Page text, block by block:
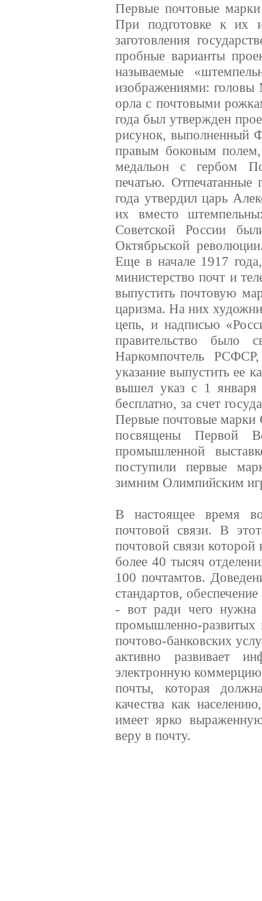
Первые почтовые
При подготовке к их
заготовления
пробные варианты
называемые
изображениями: головы
орла с почтовыми
года был утвержден
рисунок, выполненный
правым боковым
медальон с гербом
печатью.
года утвердил царь
их вместо
Советской России
Октябрьской
Еще в начале 1917
министерство почт и
выпустить почтовую
царизма. На них
цепь, и надписью
правительство было
Наркомпочтель
указание выпустить ее
вышел указ с 1 января
бесплатно, за счет
Первые почтовые
посвящены Первой
промышленной
поступили первые
зимним Олимпийским
В настоящее время
почтовой связи. В
почтовой связи
более 40 тысяч
100 почтамтов.
стандартов,
- вот ради чего нужна
промышленно-развитых
почтово-банковских
активно развивает
электронную
почты, которая
качества как
имеет ярко
веру в почту.